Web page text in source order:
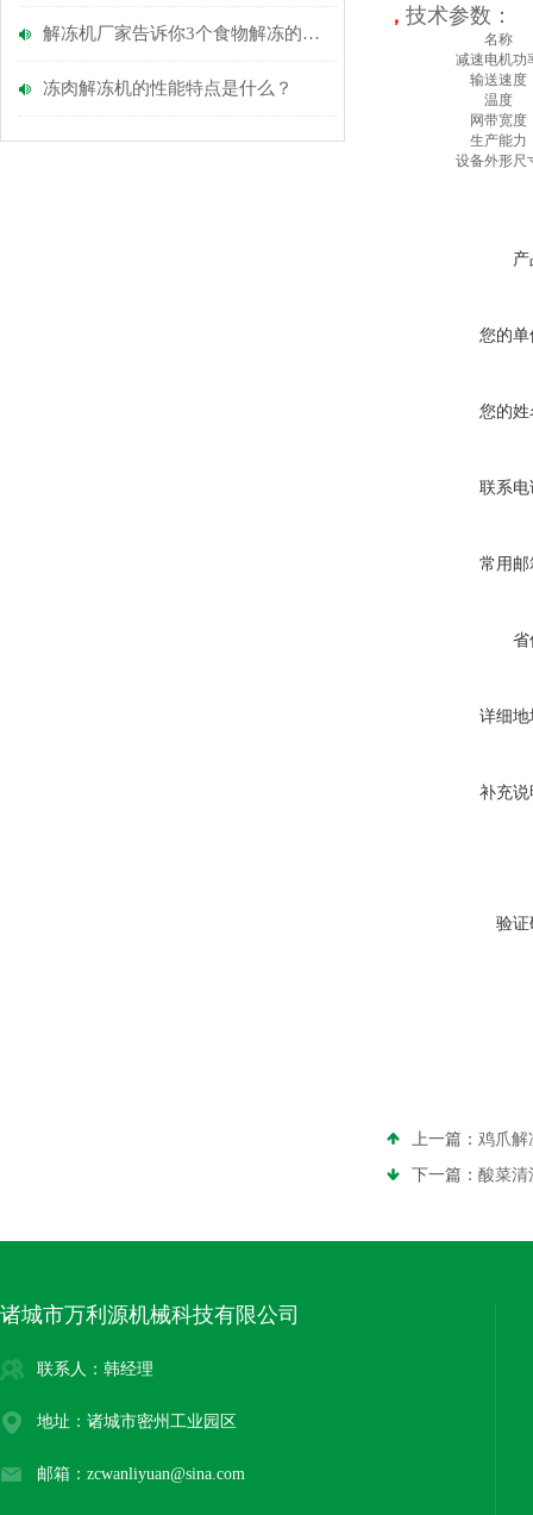
解冻机厂家告诉你3个食物解冻的方法
冻肉解冻机的性能特点是什么？
， 技术参数：
名称
减速电机功
输送速度
温度
网带宽度
生产能力
设备外形尺
您的单
您的姓
联系电
常用邮
省
详细地
补充说
验证
上一篇： 鸡爪解
下一篇： 酸菜清
诸城市万利源机械科技有限公司
联系人：韩经理
地址：诸城市密州工业园区
邮箱：zcwanliyuan@sina.com